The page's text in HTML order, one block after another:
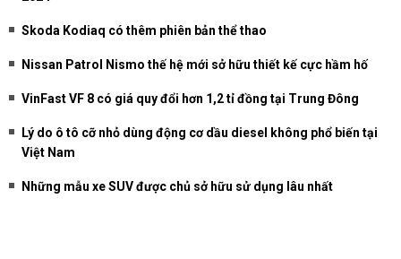
Skoda Kodiaq có thêm phiên bản thể thao
Nissan Patrol Nismo thế hệ mới sở hữu thiết kế cực hầm hố
VinFast VF 8 có giá quy đổi hơn 1,2 tỉ đồng tại Trung Đông
Lý do ô tô cỡ nhỏ dùng động cơ dầu diesel không phổ biến tại
Việt Nam
Những mẫu xe SUV được chủ sở hữu sử dụng lâu nhất